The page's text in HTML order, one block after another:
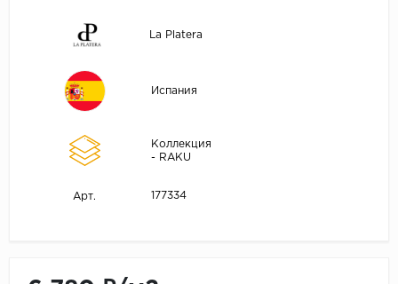
La Platera
Испания
Коллекция
- RAKU
Арт. 177334